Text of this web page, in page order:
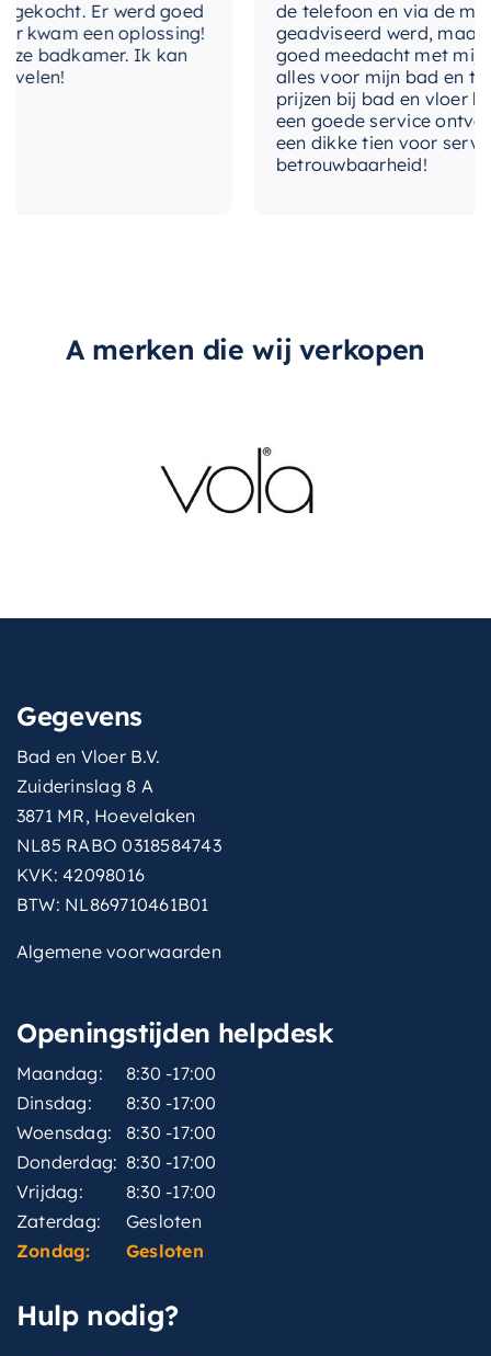
badkuip wilt upgraden, dit
Ideavit vrijstaande
badis de perfecte keuze.
afvoergat
type-bad Vrijstaand bad
Er werd goed
een oplossing!
badkamer. Ik kan
de telefoon en via de mail,
geadviseerd werd, maar
goed meedacht met mij.
alles voor mijn bad en
prijzen bij bad en vloer
een goede service
een dikke tien voor
betrouwbaarheid!
A merken die wij verkopen
Gegevens
Bad en Vloer B.V.
Zuiderinslag 8 A
3871 MR, Hoevelaken
NL85 RABO 0318584743
KVK: 42098016
BTW: NL869710461B01
Algemene voorwaarden
Openingstijden helpdesk
Maandag:
8:30 -17:00
Dinsdag:
8:30 -17:00
Woensdag:
8:30 -17:00
Donderdag: 8:30 -17:00
Vrijdag:
8:30 -17:00
Zaterdag:
Gesloten
Zondag:
Gesloten
Hulp nodig?